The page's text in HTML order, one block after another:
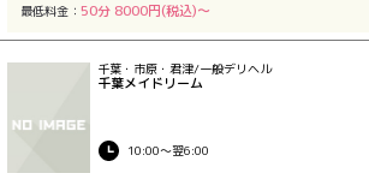
最低料金： 50分 8000円(税込)〜
千葉・市原・君津/一般デリヘル
千葉メイドリーム
10:00〜翌6:00